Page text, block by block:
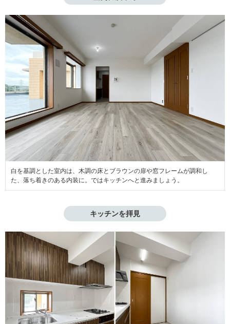
白を基調とした室内は、木調の床とブラウンの扉や窓フレームが調和し
た、落ち着きのある内装に。ではキッチンへと進みましょう。
キッチンを拝見